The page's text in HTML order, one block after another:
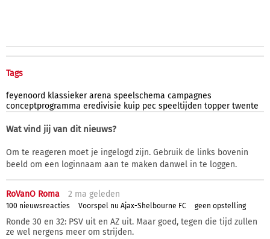
Tags
feyenoord klassieker arena speelschema campagnes
conceptprogramma eredivisie kuip pec speeltijden topper twente
Wat vind jij van dit nieuws?
Om te reageren moet je ingelogd zijn. Gebruik de links bovenin
beeld om een loginnaam aan te maken danwel in te loggen.
RoVanO Roma 2 ma geleden
100 nieuwsreacties Voorspel nu Ajax-Shelbourne FC geen opstelling
Ronde 30 en 32: PSV uit en AZ uit. Maar goed, tegen die tijd zullen
ze wel nergens meer om strijden.